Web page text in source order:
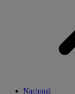
Nacional